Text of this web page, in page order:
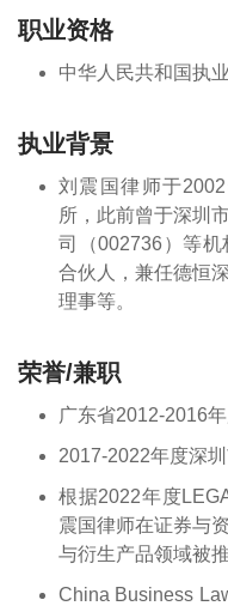
职业资格
中华人民共和国执
执业背景
刘震国律师于
所，此前曾于深圳
司（002736）等
合伙人，兼任德恒
理事等。
荣誉/兼职
广东省2012-2016
2017-2022年度深
根据2022年度
震国律师在证券与
与衍生产品领域被
China Business